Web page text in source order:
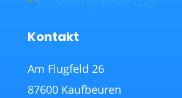
Kontakt
Am Flugfeld 26
87600 Kaufbeuren